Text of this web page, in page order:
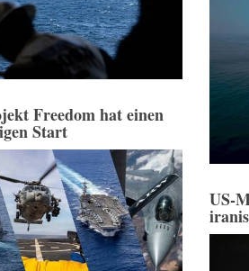
Freedom hat einen
Start
US-